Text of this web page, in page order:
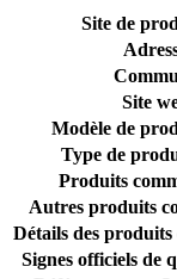
Site de
Site
Modèle de
Type de
Produits
Autres produits
Détails des produits
Signes officiels de